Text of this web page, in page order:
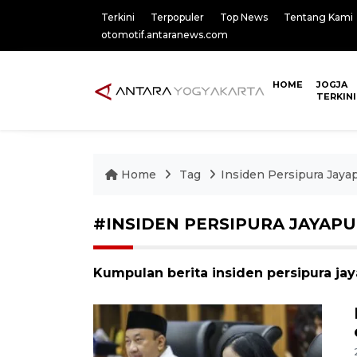
Terkini Terpopuler Top News
Tentang Kami
otomotif.antaranews.com
HOME
JOGJA
TERKINI
Home Tag Insiden Persipura
#INSIDEN PERSIPURA
Kumpulan berita insiden persipura